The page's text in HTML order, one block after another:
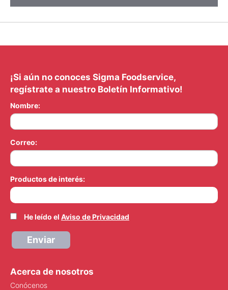
¡Si aún no conoces Sigma Foodservice,
regístrate a nuestro Boletín Informativo!
Nombre:
Correo:
Productos de interés:
He leído el Aviso de Privacidad
Enviar
Acerca de nosotros
Conócenos